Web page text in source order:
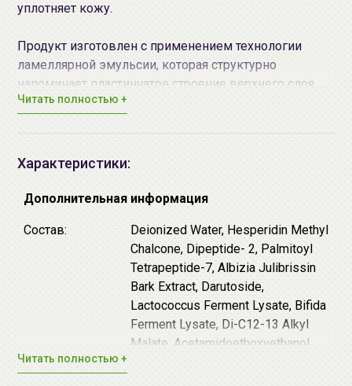
уплотняет кожу.
Продукт изготовлен с применением технологии
ламеллярной эмульсии, которая структурно
напоминает пластинчатое строение верхнего слоя
кожи, поэтому крем при нанесении встраивается в
увлажняющий фактор, церамиды, масло жожоба и
текстурой, подходит для всех типов кожи.
Гесперидин метилхальконуменьшает
проницаемость капилляров, препятствуя
образованию отёков.
стимулирует лимфатическую
Пальмитоил тетрапептид-7
Читать полностью +
Характеристики:
Дополнительная информация
Состав:
Deionized Water, Hesperidin Methyl
Chalcone, Dipeptide- 2, Palmitoyl
Tetrapeptide-7, Albizia Julibrissin
Bark Extract, Darutoside,
Lactococcus Ferment Lysate, Bifida
Ferment Lysate, Di-C12-13 Alkyl
Malate, Acetamidoethoxyethanol,
Читать полностью +